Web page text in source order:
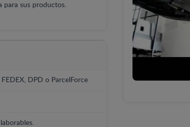
para sus productos.
DPD o ParcelForce